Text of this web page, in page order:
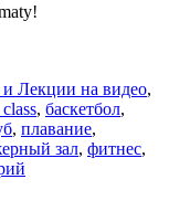
Лекции на видео,
, баскетбол,
, плавание,
зал, фитнес,